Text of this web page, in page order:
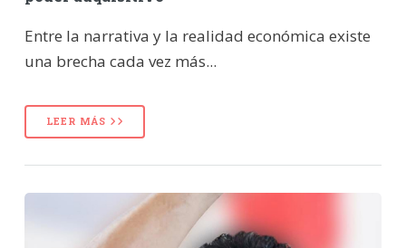
Entre la narrativa y la realidad económica existe
una brecha cada vez más...
LEER MÁS